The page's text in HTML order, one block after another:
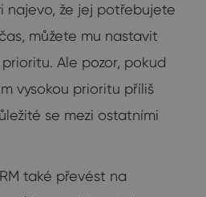
že jej potřebujete
můžete mu nastavit
Ale pozor, pokud
vysokou prioritu příliš
se mezi ostatními
také převést na